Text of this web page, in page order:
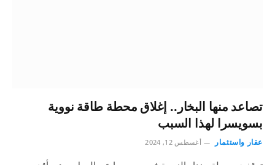
تصاعد منها البخار.. إغلاق محطة طاقة نووية
بسويسرا لهذا السبب
عقار واستثمار أغسطس 12, 2024